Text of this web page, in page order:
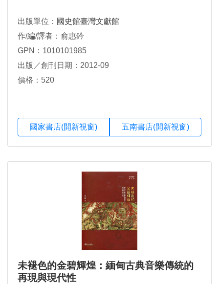
出版單位： 國史館臺灣文獻館
作/編/譯者：俞惠鈐
GPN：1010101985
出版／創刊日期：2012-09
價格：520
國家書店(開新視窗) 五南書店(開新視窗)
未褪色的金碧輝煌：緬甸古典音樂傳統的
再現與現代性